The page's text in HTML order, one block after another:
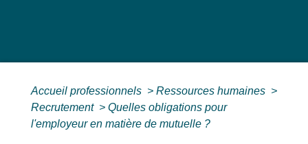
Accueil professionnels > Ressources humaines >
Recrutement > Quelles obligations pour
l'employeur en matière de mutuelle ?